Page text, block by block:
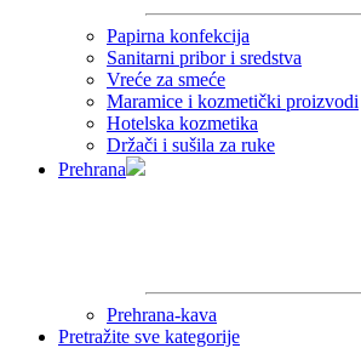
Papirna konfekcija
Sanitarni pribor i sredstva
Vreće za smeće
Maramice i kozmetički proizvodi
Hotelska kozmetika
Držači i sušila za ruke
Prehrana
Prehrana-kava
Pretražite sve kategorije